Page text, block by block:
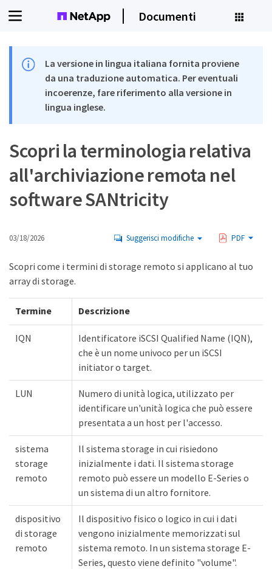
Documenti
La versione in lingua italiana fornita proviene
da una traduzione automatica. Per eventuali
incoerenze, fare riferimento alla versione in
lingua inglese.
Scopri la terminologia relativa
all'archiviazione remota nel
software SANtricity
03/18/2026 Suggerisci modifiche PDF
Scopri come i termini di storage remoto si applicano al tuo
array di storage.
Termine Descrizione
IQN
Identificatore iSCSI Qualified Name (IQN),
che è un nome univoco per un iSCSI
initiator o target.
LUN
Numero di unità logica, utilizzato per
identificare un'unità logica che può essere
presentata a un host per l'accesso.
sistema
storage
remoto
Il sistema storage in cui risiedono
inizialmente i dati. Il sistema storage
remoto può essere un modello E-Series o
un sistema di un altro fornitore.
dispositivo
di storage
remoto
Il dispositivo fisico o logico in cui i dati
vengono inizialmente memorizzati sul
sistema remoto. In un sistema storage E-
Series, questo viene definito "volume".